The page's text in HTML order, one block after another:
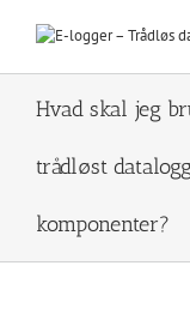
Hvad skal jeg
trådløst
komponenter?